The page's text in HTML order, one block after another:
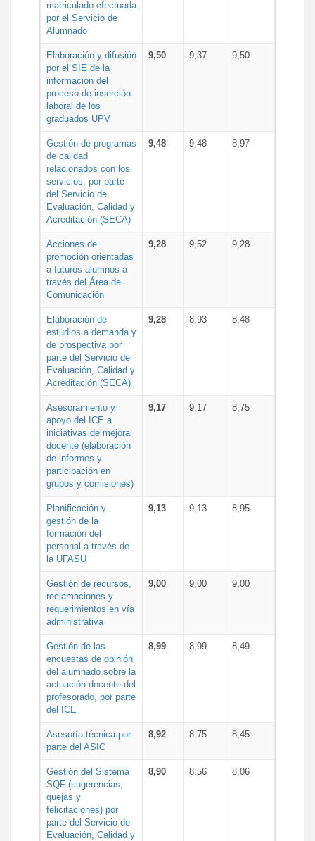
matriculado efectuada
por el Servicio de
Alumnado
Elaboración y difusión
por el SIE de la
información del
proceso de inserción
laboral de los
graduados UPV
9,50 9,37 9,50
Gestión de programas
de calidad
relacionados con los
servicios, por parte
del Servicio de
Evaluación, Calidad y
Acreditación (SECA)
9,48 9,48 8,97
Acciones de
promoción orientadas
a futuros alumnos a
través del Área de
Comunicación
9,28 9,52 9,28
Elaboración de
estudios a demanda y
de prospectiva por
parte del Servicio de
Evaluación, Calidad y
Acreditación (SECA)
9,28 8,93 8,48
Asesoramiento y
apoyo del ICE a
iniciativas de mejora
docente (elaboración
de informes y
participación en
grupos y comisiones)
9,17 9,17 8,75
Planificación y
gestión de la
formación del
personal a través de
la UFASU
9,13 9,13 8,95
Gestión de recursos,
reclamaciones y
requerimientos en vía
administrativa
9,00 9,00 9,00
Gestión de las
encuestas de opinión
del alumnado sobre la
actuación docente del
profesorado, por parte
del ICE
8,99 8,99 8,49
Asesoría técnica por
parte del ASIC
8,92 8,75 8,45
Gestión del Sistema
SQF (sugerencias,
quejas y
felicitaciones) por
parte del Servicio de
Evaluación, Calidad y
8,90 8,56 8,06